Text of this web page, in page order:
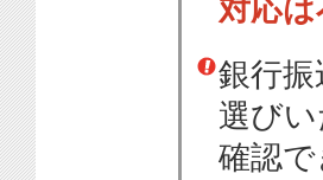
対応
銀行
選びい
確認で